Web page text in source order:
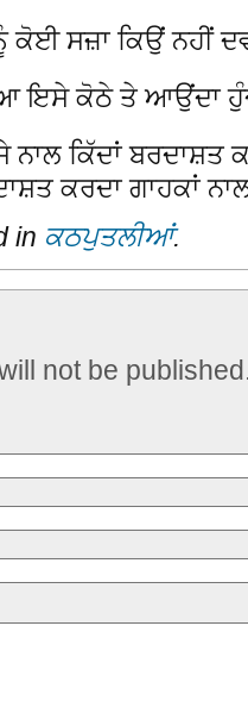
ਕੋਈ ਸਜ਼ਾ ਕਿਉਂ ਨਹੀਂ
ਇਸੇ ਕੋਠੇ ਤੇ ਆਉਂਦਾ
ਨਾਲ ਕਿੱਦਾਂ
ਕਰਦਾ ਗਾਹਕਾਂ
in ਕਠਪੁਤਲੀਆਂ.
not be